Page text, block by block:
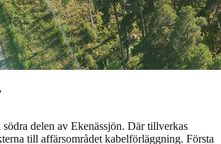
delen av Ekenässjön. Där tillverkas
till affärsområdet kabelförläggning. Första